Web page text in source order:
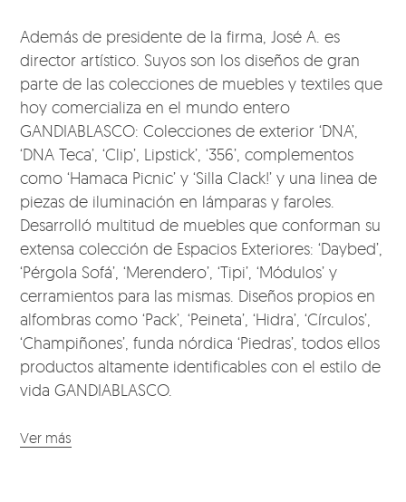
Además de presidente de la firma, José A. es
director artístico. Suyos son los diseños de gran
parte de las colecciones de muebles y textiles que
hoy comercializa en el mundo entero
GANDIABLASCO: Colecciones de exterior ‘DNA’,
‘DNA Teca’, ‘Clip’, Lipstick’, ‘356’, complementos
como ‘Hamaca Picnic’ y ‘Silla Clack!’ y una linea de
piezas de iluminación en lámparas y faroles.
Desarrolló multitud de muebles que conforman su
extensa colección de Espacios Exteriores: ‘Daybed’,
‘Pérgola Sofá’, ‘Merendero’, ‘Tipi’, ‘Módulos’ y
cerramientos para las mismas. Diseños propios en
alfombras como ‘Pack’, ‘Peineta’, ‘Hidra’, ‘Círculos’,
‘Champiñones’, funda nórdica ‘Piedras’, todos ellos
productos altamente identificables con el estilo de
vida GANDIABLASCO.
Ver más